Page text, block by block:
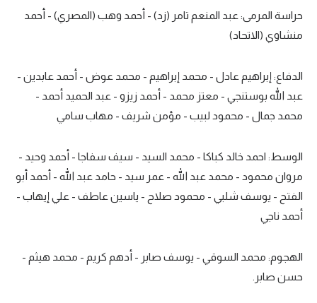
حراسة المرمى: عبد المنعم تامر (زد) - أحمد وهب (المصري) - أحمد
منشاوي (الاتحاد)
الدفاع: إبراهيم عادل - محمد إبراهيم - محمد عوض - أحمد عابدين -
عبد الله بوستنجي - معتز محمد - أحمد زيزو - عبد الحميد أحمد -
محمد جمال - محمود لبيب - مؤمن شريف - مهاب سامي
الوسط: احمد خالد كباكا - محمد السيد - سيف سفاجا - أحمد وحيد -
مروان محمود - محمد عبد الله - عمر سيد - حامد عبد الله - أحمد أبو
الفتح - يوسف شلبي - محمود صلاح - ياسين عاطف - علي إيهاب -
أحمد ناجي
الهجوم: محمد السوقي - يوسف صابر - أدهم كريم - محمد هيثم -
حسن صابر.